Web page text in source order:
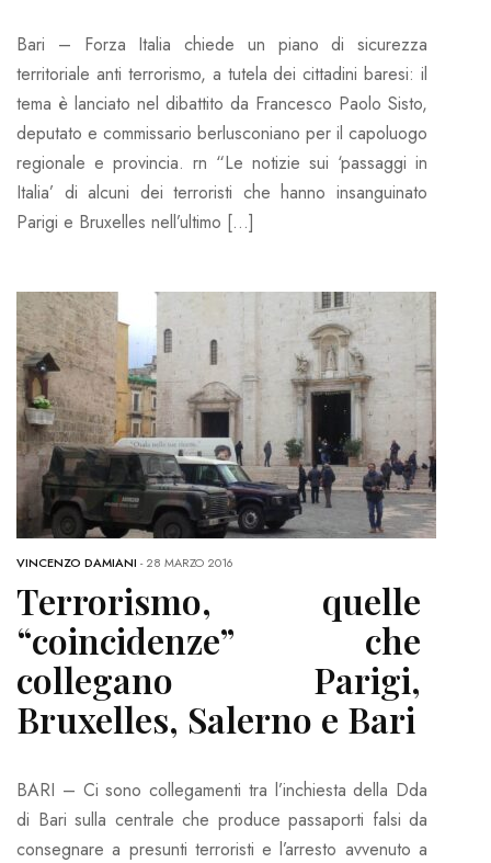
Bari – Forza Italia chiede un piano di sicurezza
territoriale anti terrorismo, a tutela dei cittadini baresi: il
tema è lanciato nel dibattito da Francesco Paolo Sisto,
deputato e commissario berlusconiano per il capoluogo
regionale e provincia. rn “Le notizie sui ‘passaggi in
Italia’ di alcuni dei terroristi che hanno insanguinato
Parigi e Bruxelles nell’ultimo […]
VINCENZO DAMIANI -28 MARZO 2016
Terrorismo, quelle
“coincidenze” che
collegano Parigi,
Bruxelles, Salerno e Bari
BARI – Ci sono collegamenti tra l’inchiesta della Dda
di Bari sulla centrale che produce passaporti falsi da
consegnare a presunti terroristi e l’arresto avvenuto a